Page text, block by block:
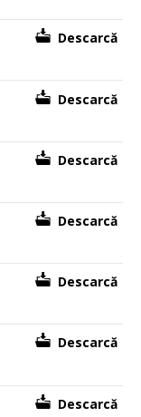
Descarcă
Descarcă
Descarcă
Descarcă
Descarcă
Descarcă
Descarcă